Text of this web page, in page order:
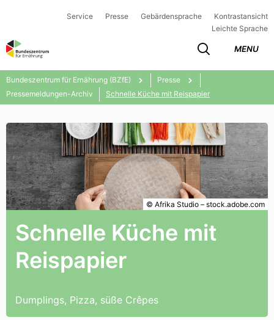
Service Presse Gebärdensprache
Kontrastansicht
Leichte Sprache
MENU
Bundeszentrum für Ernährung (BZfE)
Presse
Pressemeldungen-Archiv
Schnelle Küche mit Reispapier
Schnelle Küche mit
Reispapier
Dumplings, Pizza, süße Crêpes
© Afrika Studio – stock.adobe.com